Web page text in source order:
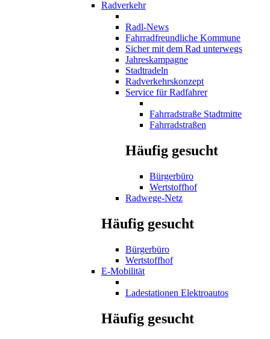
Radverkehr
Radl-News
Fahrradfreundliche Kommune
Sicher mit dem Rad unterwegs
Jahreskampagne
Stadtradeln
Radverkehrskonzept
Service für Radfahrer
Fahrradstraße Stadtmitte
Fahrradstraßen
Häufig gesucht
Bürgerbüro
Wertstoffhof
Radwege-Netz
Häufig gesucht
Bürgerbüro
Wertstoffhof
E-Mobilität
Ladestationen Elektroautos
Häufig gesucht